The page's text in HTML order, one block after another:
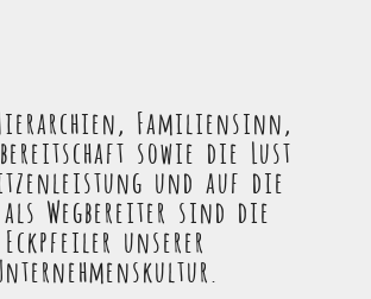
Familiensinn,
sowie die Lust
und auf die
Wegbereiter sind die
Eckpfeiler unserer